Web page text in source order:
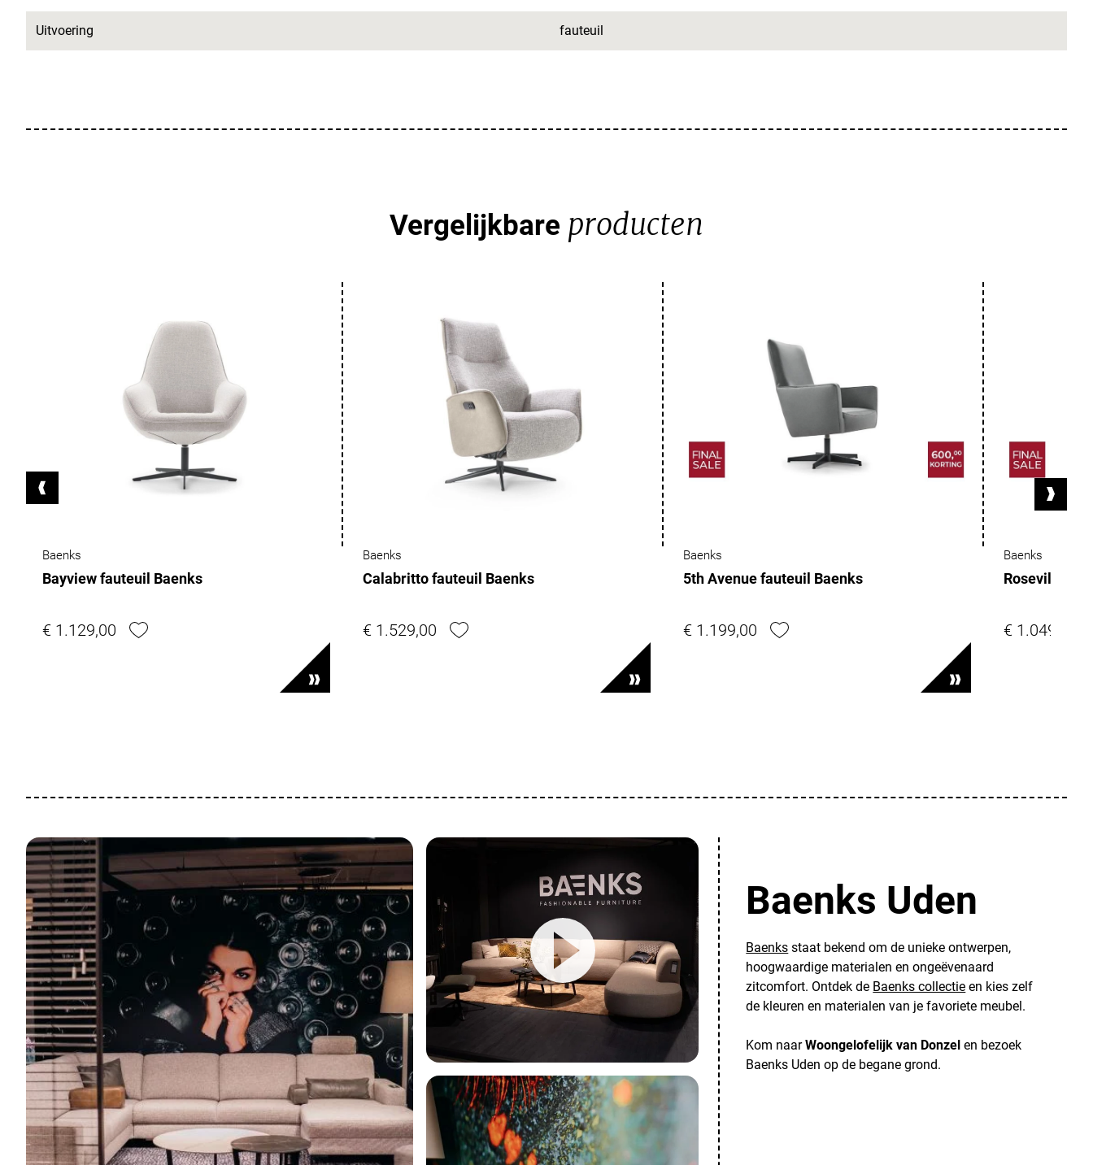
Uitvoering fauteuil
Vergelijkbare producten
Baenks
Bayview fauteuil Baenks
€ 1.129,00
Baenks
Calabritto fauteuil Baenks
€ 1.529,00
Baenks
5th Avenue fauteuil Baenks
€ 1.199,00
Baenks
Roseville
€ 1.049,00
Baenks Uden
Baenks staat bekend om de unieke ontwerpen,
hoogwaardige materialen en ongeëvenaard
zitcomfort. Ontdek de Baenks collectie en kies zelf
de kleuren en materialen van je favoriete meubel.
Kom naarWoongelofelijk van Donzel en bezoek
Baenks Uden op de begane grond.